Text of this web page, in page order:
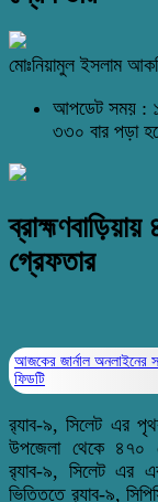
মোঃনিয়ামুল ইসলাম
আপডেট সময় :
৩৩০ বার পড়া
গ্রেফতার
আজকের জার্নাল অনলাইনের
ফিডটি
র‌্যাব-৯, সিলেট এর
উপজেলা থেকে ৪৭০
র‌্যাব-৯, সিলেট এর
ভিত্তিতে র‌্যাব-৯,